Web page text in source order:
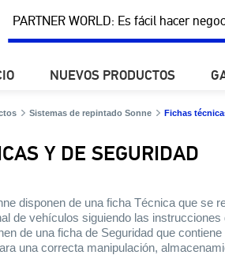
PARTNER WORLD: Es fácil hacer
NUEVOS PRODUCTOS
Sistemas de repintado Sonne Fichas
Y DE SEGURIDAD
disponen de una ficha Técnica que se
de vehículos siguiendo las
de una ficha de Seguridad que
una correcta manipulación,